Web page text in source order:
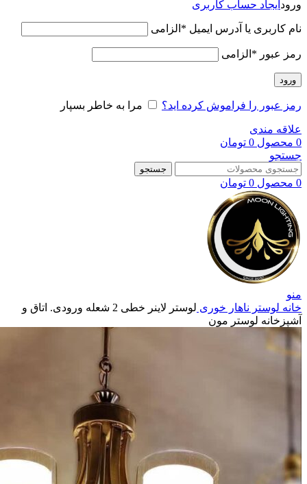
ورود ایجاد حساب کاربری
نام کاربری یا آدرس ایمیل * الزامی
رمز عبور * الزامی
ورود
رمز عبور را فراموش کرده اید؟ مرا به خاطر بسپار
علاقه مندی
0 محصول 0 تومان
جستجو
جستجو
0 محصول 0 تومان
منو
خانه لوستر ناهار خوری
لوستر لاینر خطی 2 شعله ورودی. اتاق و
آشپزخانه لوستر مون